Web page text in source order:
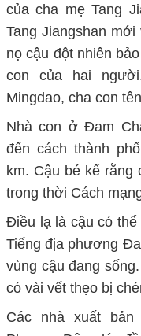
của cha mẹ Tang
Tang Jiangshan
nọ cậu đột nhiên
con của hai
Mingdao, cha con
Nhà con ở Đam
đến cách thành
km. Cậu bé kể rằng
trong thời Cách
Điều lạ là cậu có
Tiếng địa phương
vùng cậu đang
có vài vết thẹo bị
Các nhà xuất